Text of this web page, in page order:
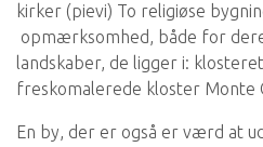
kirker (pievi) To religiøse
opmærksomhed, både for
landskaber, de ligger i:
freskomalerede kloster Monte
En by, der er også er værd at